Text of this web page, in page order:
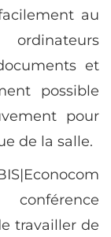
au
et
possible
pour
de la salle.
travailler de